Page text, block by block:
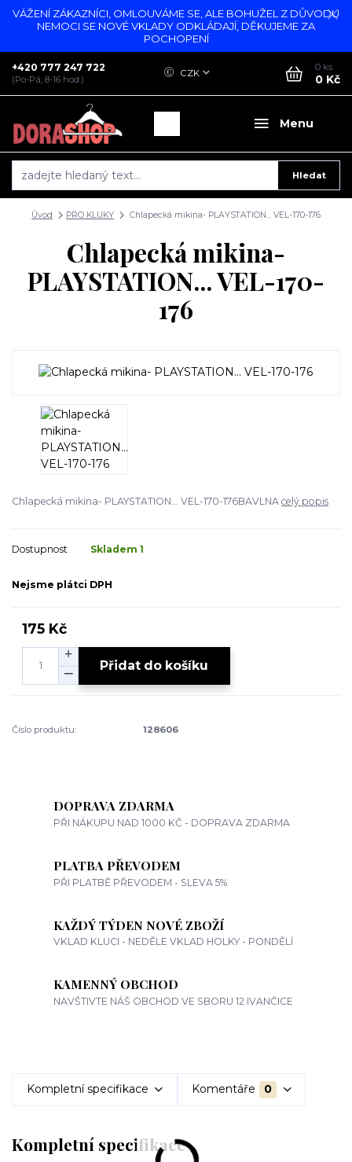
VÁŽENÍ ZÁKAZNÍCI, OMLOUVÁME SE, ALE BOHUŽEL Z DŮVODU
NEMOCI SE NOVÉ VKLADY ODKLÁDAJÍ, DĚKUJEME ZA
POCHOPENÍ
Menu
CZK
Hledat
+420 777 247 722
(Po-Pá, 8-16 hod.)
0 ks
0 Kč
Úvod PRO KLUKY Chlapecká mikina- PLAYSTATION... VEL-170-176
Chlapecká mikina-
PLAYSTATION... VEL-170-
176
Chlapecká mikina- PLAYSTATION... VEL-170-176BAVLNA celý popis
Dostupnost Skladem 1
Nejsme plátci DPH
175 Kč
Přidat do košíku
Číslo produktu: 128606
DOPRAVA ZDARMA
PŘI NÁKUPU NAD 1000 KČ - DOPRAVA ZDARMA
PLATBA PŘEVODEM
PŘI PLATBĚ PŘEVODEM - SLEVA 5%
KAŽDÝ TÝDEN NOVÉ ZBOŽÍ
VKLAD KLUCI - NEDĚLE VKLAD HOLKY - PONDĚLÍ
KAMENNÝ OBCHOD
NAVŠTIVTE NÁŠ OBCHOD VE SBORU 12 IVANČICE
Kompletní specifikace Komentáře 0
Kompletní specifikace